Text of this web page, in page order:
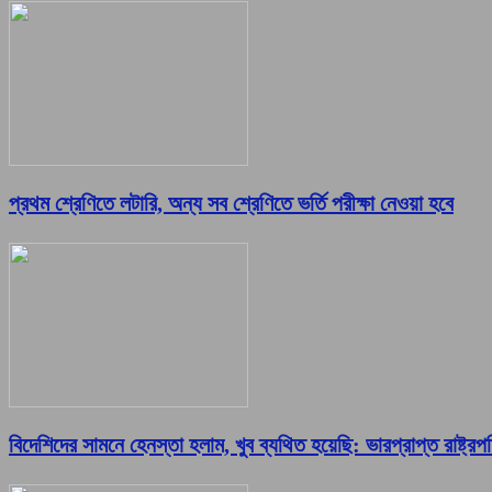
প্রথম শ্রেণিতে লটারি, অন্য সব শ্রেণিতে ভর্তি পরীক্ষা নেওয়া হবে
বিদেশিদের সামনে হেনস্তা হলাম, খুব ব্যথিত হয়েছি: ভারপ্রাপ্ত